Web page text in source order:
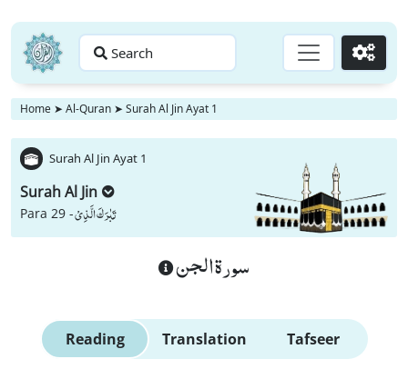
Search Go
Home ➤ Al-Quran ➤ Surah Al Jin Ayat 1
Surah Al Jin Ayat 1
Surah Al Jin
Para 29 -تَبٰرَكَ الَّذِیْ
سورة الجن
Reading Translation Tafseer